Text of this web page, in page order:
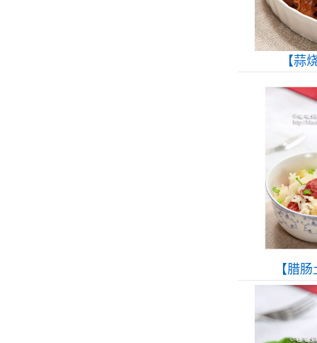
【蒜
【腊